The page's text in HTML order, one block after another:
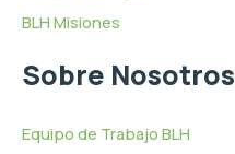
BLH Misiones
Sobre Nosotros
Equipo de Trabajo BLH